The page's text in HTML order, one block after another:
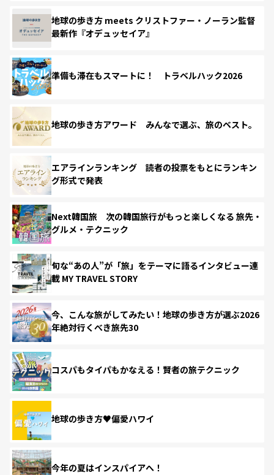
地球の歩き方 meets クリストファー・ノーラン監督
最新作『オデュッセイア』
準備も滞在もスマートに！ トラベルハック2026
地球の歩き方アワード みんなで選ぶ、旅のベスト。
エアラインランキング 読者の投票をもとにランキン
グ形式で発表
Next韓国旅 次の韓国旅行がもっと楽しくなる 旅先・
グルメ・テクニック
旬な“あの人”が「旅」をテーマに語るインタビュー連
載 MY TRAVEL STORY
今、こんな旅がしてみたい！地球の歩き方が選ぶ2026
年絶対行くべき旅先30
コスパもタイパもかなえる！賢者の旅テクニック
地球の歩き方♥偏愛ハワイ
今年の夏はインスパイアへ！